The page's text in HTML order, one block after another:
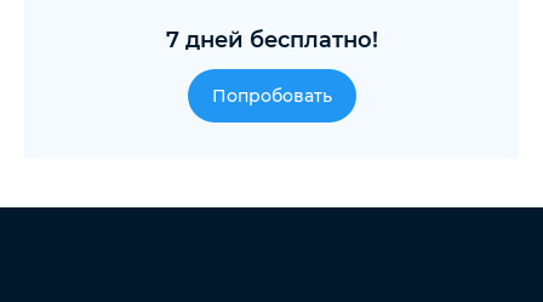
7 дней бесплатно!
Попробовать